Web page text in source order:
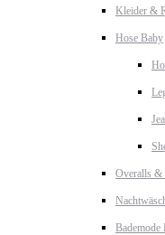
Kleider &
Hose Baby
Overalls &
Bademode